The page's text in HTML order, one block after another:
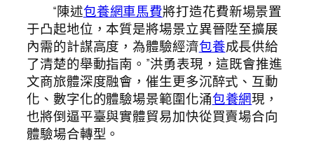
“陳述包養網車馬費將打造花費新場景置
于凸起地位，本質是將場景立異晉陞至擴展
內需的計謀高度，為體驗經濟包養成長供給
了清楚的舉動指南。”洪勇表現，這既會推進
文商旅體深度融會，催生更多沉醉式、互動
化、數字化的體驗場景範圍化涌包養網現，
也將倒逼平臺與實體貿易加快從買賣場合向
體驗場合轉型。